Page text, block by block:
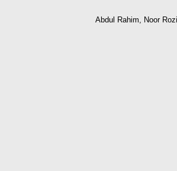
Abdul Rahim, Noor